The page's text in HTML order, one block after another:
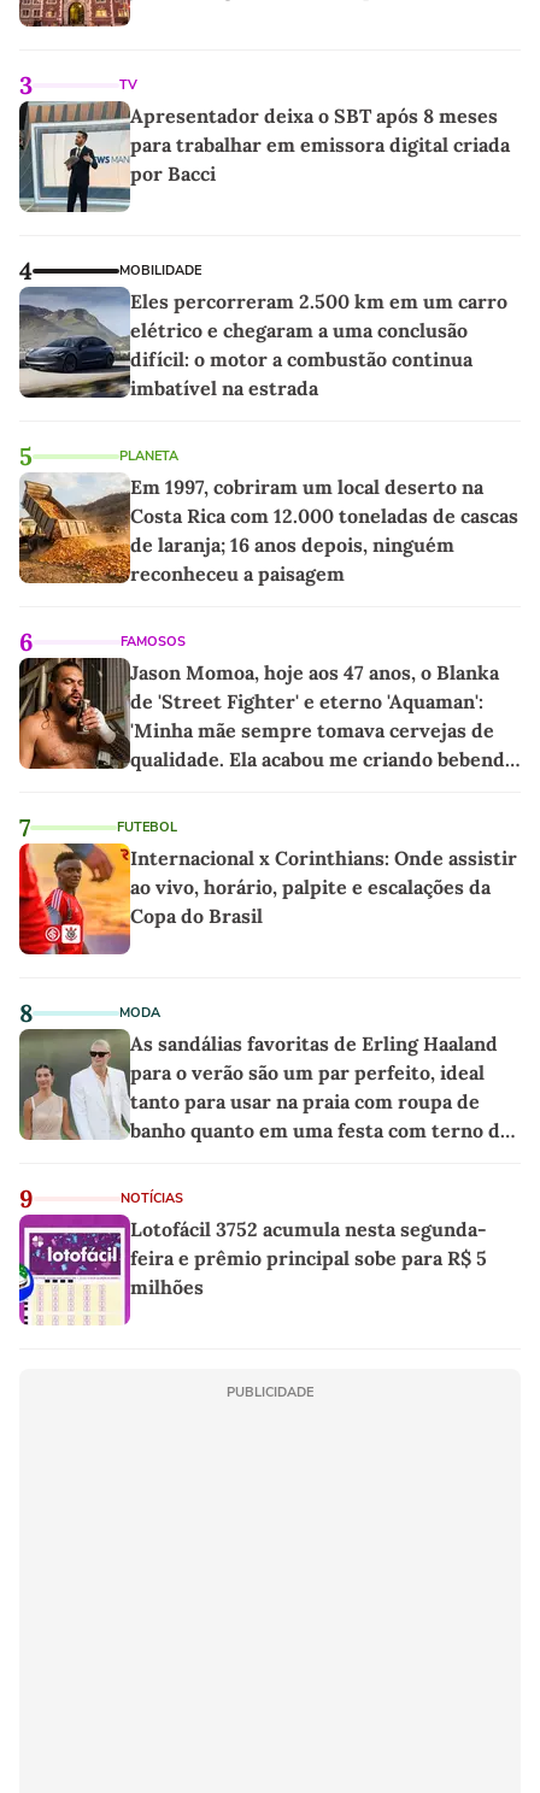
3 TV
Apresentador deixa o SBT após 8 meses
para trabalhar em emissora digital criada
por Bacci
4 MOBILIDADE
Eles percorreram 2.500 km em um carro
elétrico e chegaram a uma conclusão
difícil: o motor a combustão continua
imbatível na estrada
5 PLANETA
Em 1997, cobriram um local deserto na
Costa Rica com 12.000 toneladas de cascas
de laranja; 16 anos depois, ninguém
reconheceu a paisagem
6 FAMOSOS
Jason Momoa, hoje aos 47 anos, o Blanka
de 'Street Fighter' e eterno 'Aquaman':
'Minha mãe sempre tomava cervejas de
qualidade. Ela acabou me criando bebendo
7 FUTEBOL
Internacional x Corinthians: Onde assistir
ao vivo, horário, palpite e escalações da
Copa do Brasil
8 MODA
As sandálias favoritas de Erling Haaland
para o verão são um par perfeito, ideal
tanto para usar na praia com roupa de
banho quanto em uma festa com terno de
9 NOTÍCIAS
Lotofácil 3752 acumula nesta segunda-
feira e prêmio principal sobe para R$ 5
milhões
PUBLICIDADE